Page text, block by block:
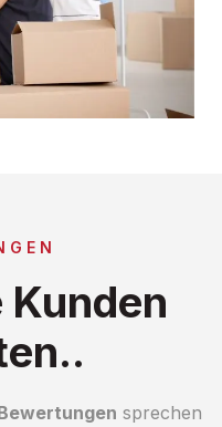
sprechen